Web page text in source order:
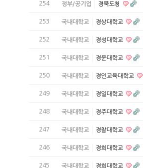
254 정부/공기업 경북도청
253 국내대학교 경상대학교
252 국내대학교 경성대학교
251 국내대학교 경운대학교
250 국내대학교 경인교육대학교
249 국내대학교 경일대학교
248 국내대학교 경주대학교
247 국내대학교 경찰대학교
246 국내대학교 경희대학교
245 국내대학교 경희대학교